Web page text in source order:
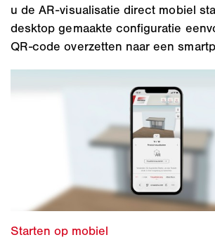
u de AR-visualisatie direct mobiel
desktop gemaakte configuratie
QR-code overzetten naar een